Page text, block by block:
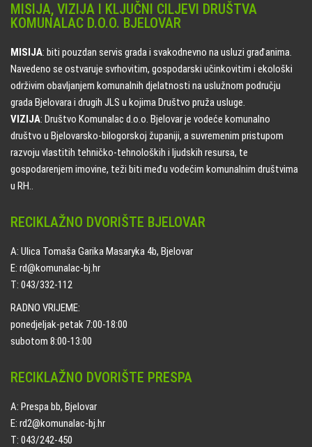
MISIJA, VIZIJA I KLJUČNI CILJEVI DRUŠTVA
KOMUNALAC D.O.O. BJELOVAR
MISIJA: biti pouzdan servis grada i svakodnevno na usluzi građanima.
Navedeno se ostvaruje svrhovitim, gospodarski učinkovitim i ekološki
održivim obavljanjem komunalnih djelatnosti na uslužnom području
grada Bjelovara i drugih JLS u kojima Društvo pruža usluge.
VIZIJA: Društvo Komunalac d.o.o. Bjelovar je vodeće komunalno
društvo u Bjelovarsko-bilogorskoj županiji, a suvremenim pristupom
razvoju vlastitih tehničko-tehnoloških i ljudskih resursa, te
gospodarenjem imovine, teži biti među vodećim komunalnim društvima
u RH..
RECIKLAŽNO DVORIŠTE BJELOVAR
A: Ulica Tomaša Garika Masaryka 4b, Bjelovar
E: rd@komunalac-bj.hr
T: 043/332-112
RADNO VRIJEME:
ponedjeljak-petak 7:00-18:00
subotom 8:00-13:00
RECIKLAŽNO DVORIŠTE PRESPA
A: Prespa bb, Bjelovar
E: rd2@komunalac-bj.hr
T: 043/242-450